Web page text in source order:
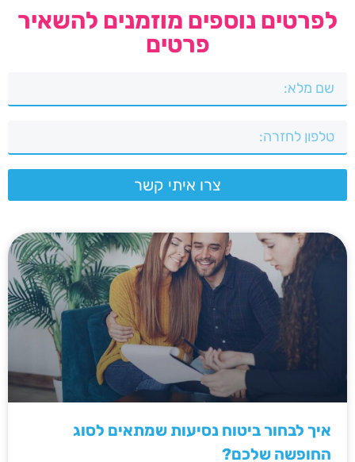
לפרטים נוספים מוזמנים להשאיר
פרטים
צרו איתי קשר
איך לבחור ביטוח נסיעות שמתאים לסוג
החופשה שלכם?